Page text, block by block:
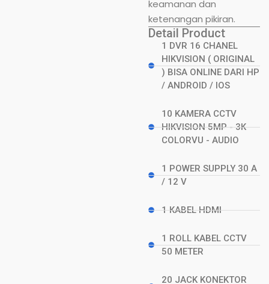
keamanan dan
ketenangan pikiran.
Detail Product
1 DVR 16 CHANEL
HIKVISION ( ORIGINAL
) BISA ONLINE DARI HP
/ ANDROID / IOS
10 KAMERA CCTV
HIKVISION 5MP - 3K
COLORVU - AUDIO
1 POWER SUPPLY 30 A
/ 12 V
1 KABEL HDMI
1 ROLL KABEL CCTV
50 METER
20 JACK KONEKTOR